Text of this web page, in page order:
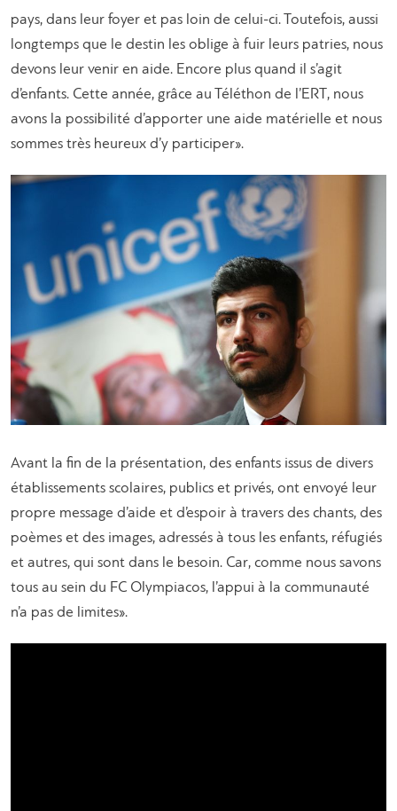
pays, dans leur foyer et pas loin de celui-ci. Toutefois, aussi
longtemps que le destin les oblige à fuir leurs patries, nous
devons leur venir en aide. Encore plus quand il s’agit
d’enfants. Cette année, grâce au Téléthon de l’ERT, nous
avons la possibilité d’apporter une aide matérielle et nous
sommes très heureux d’y participer».
Avant la fin de la présentation, des enfants issus de divers
établissements scolaires, publics et privés, ont envoyé leur
propre message d’aide et d’espoir à travers des chants, des
poèmes et des images, adressés à tous les enfants, réfugiés
et autres, qui sont dans le besoin. Car, comme nous savons
tous au sein du FC Olympiacos, l’appui à la communauté
n’a pas de limites».